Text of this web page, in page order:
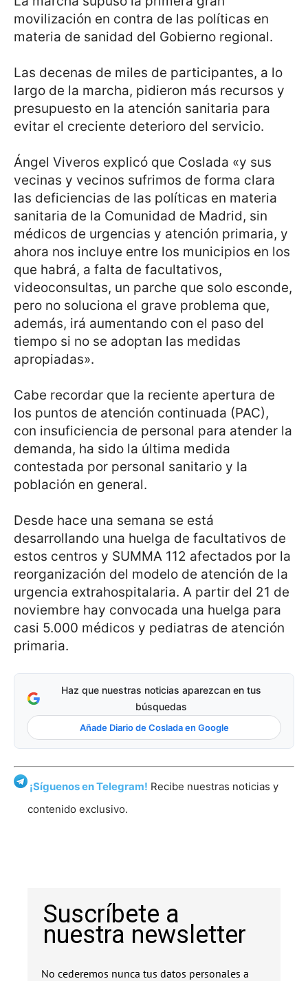
movilización en contra de las políticas en
materia de sanidad del Gobierno regional.
Las decenas de miles de participantes, a lo
largo de la marcha, pidieron más recursos y
presupuesto en la atención sanitaria para
evitar el creciente deterioro del servicio.
Ángel Viveros explicó que Coslada «y sus
vecinas y vecinos sufrimos de forma clara
las deficiencias de las políticas en materia
sanitaria de la Comunidad de Madrid, sin
médicos de urgencias y atención primaria, y
ahora nos incluye entre los municipios en los
que habrá, a falta de facultativos,
videoconsultas, un parche que solo esconde,
pero no soluciona el grave problema que,
además, irá aumentando con el paso del
tiempo si no se adoptan las medidas
apropiadas».
Cabe recordar que la reciente apertura de
los puntos de atención continuada (PAC),
con insuficiencia de personal para atender la
demanda, ha sido la última medida
contestada por personal sanitario y la
población en general.
Desde hace una semana se está
desarrollando una huelga de facultativos de
estos centros y SUMMA 112 afectados por la
reorganización del modelo de atención de la
urgencia extrahospitalaria. A partir del 21 de
noviembre hay convocada una huelga para
casi 5.000 médicos y pediatras de atención
primaria.
Haz que nuestras noticias aparezcan en tus
búsquedas
Añade Diario de Coslada en Google
¡Síguenos en Telegram! Recibe nuestras noticias y
contenido exclusivo.
Suscríbete a
nuestra newsletter
No cederemos nunca tus datos personales a